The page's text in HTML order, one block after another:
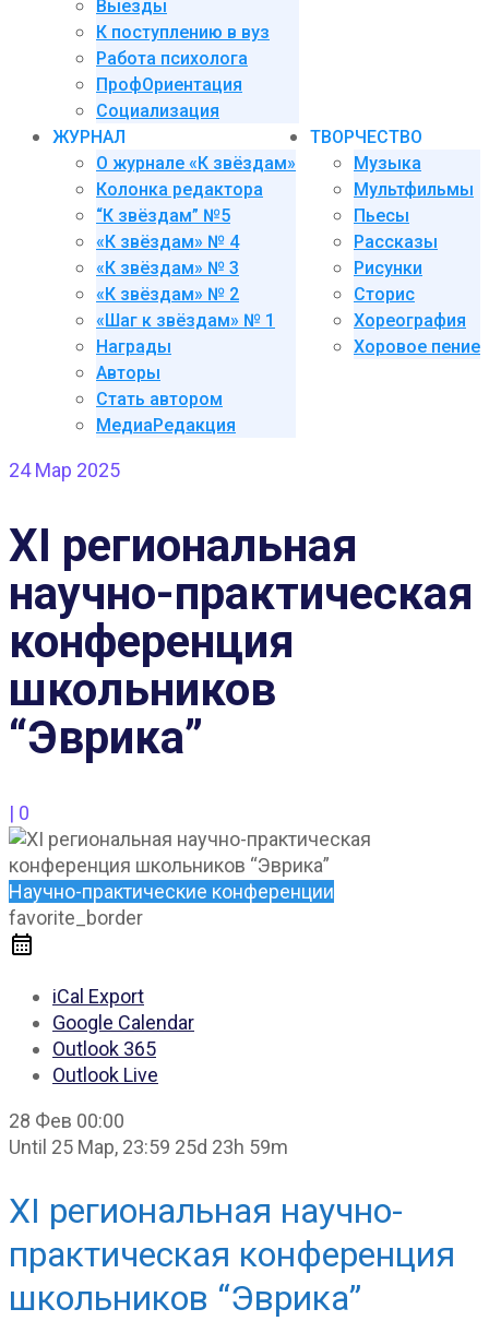
Выезды
К поступлению в вуз
Работа психолога
ПрофОриентация
Социализация
ЖУРНАЛ
О журнале «К звёздам»
Колонка редактора
“К звёздам” №5
«К звёздам» № 4
«К звёздам» № 3
«К звёздам» № 2
«Шаг к звёздам» № 1
Награды
Авторы
Стать автором
МедиаРедакция
ТВОРЧЕСТВО
Музыка
Мультфильмы
Пьесы
Рассказы
Рисунки
Сторис
Хореография
Хоровое пение
24Мар 2025
XI региональная
научно-практическая
конференция
школьников
“Эврика”
| 0
Научно-практические конференции
favorite_border
iCal Export
Google Calendar
Outlook 365
Outlook Live
28 Фев 00:00
Until 25 Мар, 23:59 25d 23h 59m
XI региональная научно-
практическая конференция
школьников “Эврика”